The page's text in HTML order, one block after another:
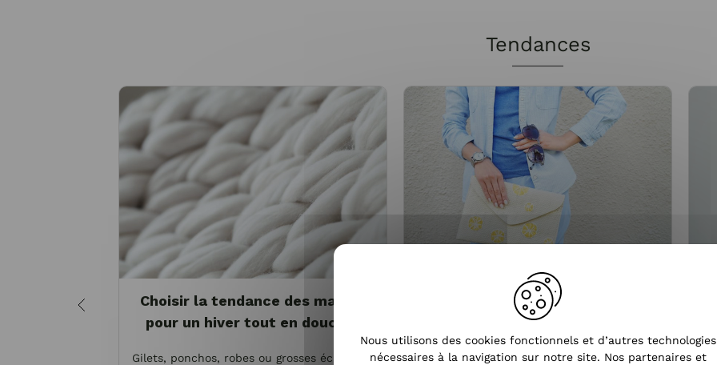
Tendances
Choisir la tendance des mailles
pour un hiver tout en douceur
Gilets, ponchos, robes ou grosses écharpes,
Quels vêtements porter selon
sa morphologie ?
Vous sans doute déjà entendu parler de
Nous utilisons des cookies fonctionnels et d’autres technologies
nécessaires à la navigation sur notre site. Nos partenaires et